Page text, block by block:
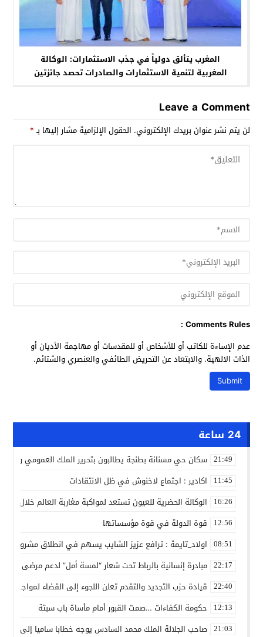
المغرب يتألق دولياً في جذب الاستثمارات: الوكالة
المغربية لتنمية الاستثمارات والصادرات تحصد جائزتين
Leave a Comment
لن يتم نشر عنوان بريدك الإلكتروني. الحقول الإلزامية مشار إليها بـ*
Comments Rules :
عدم الإساءة للكاتب أو للأشخاص أو للمقدسات أو مهاجمة الأديان أو
الذات الالهية. والابتعاد عن التحريض الطائفي والعنصري والشتائم.
24 ساعة
21:49 سكان حي مسنانة بطنجة يطالبون بتحرير الملك العمومي
11:45 اكادير : اجتماع لاخنوش في ظل الانتقادات
16:26 الوكالة الحضرية للعيون تستعد لمواكبة مغاربة العالم خلال
12:56 قوة الدولة في قوة مؤسساتها
08:51 اولاد_تايمة : ترافع عزيز الشايب يسهم في انطلاق مشروع
22:17 مبادرة إنسانية بالرباط تحت شعار “لمسة أمل” لدعم مرضى
22:40 قيادة حزب التجديد والتقدم تعلن اللجوء إلى القضاء لمواجهة
12:13 حكومة الكفاءات …صمت القبور أمام مأساة باب سبتة
21:03 صاحب الجلالة الملك محمد السادس يوجه خطابا ساميا إلى